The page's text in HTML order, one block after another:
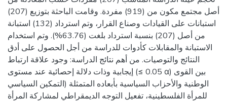
أصل مجتمع مكون من (919) مفردة. وقامت الباحثة بتوزيع (207)
استبانات على القيادات وصناع القرار، وتم استرداد (132) استبانة
من أصل (207) بنسبة استرداد بلغت (63.76%). وتم استخدام
الاستبانة والمقابلات كأدوات للدراسة من أجل الحصول على أدق
النتائج والتوصيات. من أهم نتائج الدراسة: وجود علاقة ارتباط
إيجابية وذات دلالة إحصائية عند مستوى (≤ 0.05 α) بين القوى
الوطنية والأحزاب السياسية بأبعاده المتمثلة (التمكين السياسي
للمرأة الفلسطينية، تفعيل التوجه الديمقراطي لمشاركة المرأة